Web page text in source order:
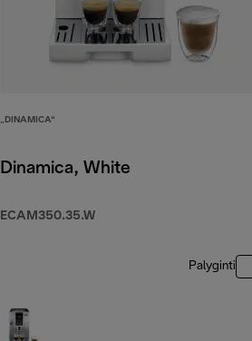
„DINAMICA“
Dinamica, White
ECAM350.35.W
Palyginti